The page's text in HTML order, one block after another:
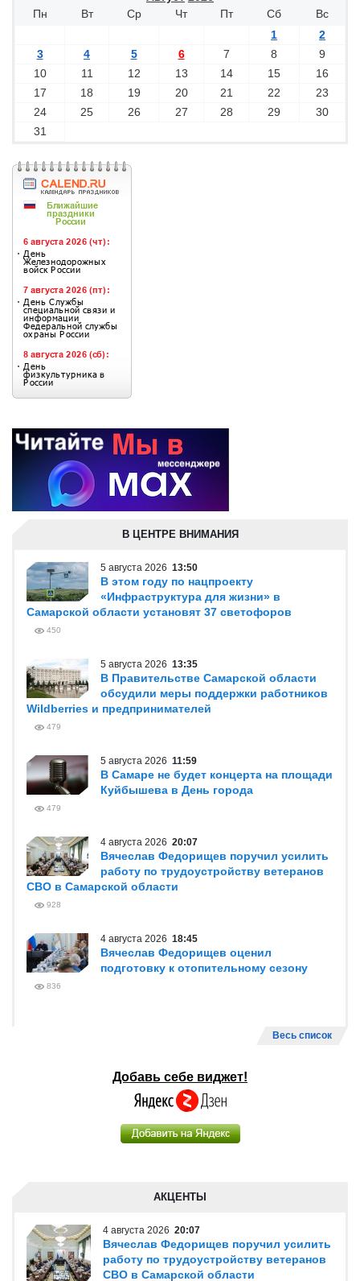
Пн
Вт Ср Чт Пт Сб
Вс
1
2
3
4 5 6 7 8
9
10
11 12 13 14 15
16
17
18 19 20 21 22
23
24
25 26 27 28 29
30
31
В ЦЕНТРЕ ВНИМАНИЯ
5 августа 2026 13:50
В этом году по нацпроекту
«Инфраструктура для жизни» в
Самарской области установят 37 светофоров
450
5 августа 2026 13:35
В Правительстве Самарской области
обсудили меры поддержки работников
Wildberries и предпринимателей
479
5 августа 2026 11:59
В Самаре не будет концерта на площади
Куйбышева в День города
479
4 августа 2026 20:07
Вячеслав Федорищев поручил усилить
работу по трудоустройству ветеранов
СВО в Самарской области
928
4 августа 2026 18:45
Вячеслав Федорищев оценил
подготовку к отопительному сезону
836
Весь список
Добавь себе виджет!
АКЦЕНТЫ
4 августа 2026 20:07
Вячеслав Федорищев поручил усилить
работу по трудоустройству ветеранов
СВО в Самарской области